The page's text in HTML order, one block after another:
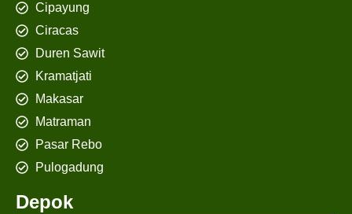
Cipayung
Ciracas
Duren Sawit
Kramatjati
Makasar
Matraman
Pasar Rebo
Pulogadung
Depok